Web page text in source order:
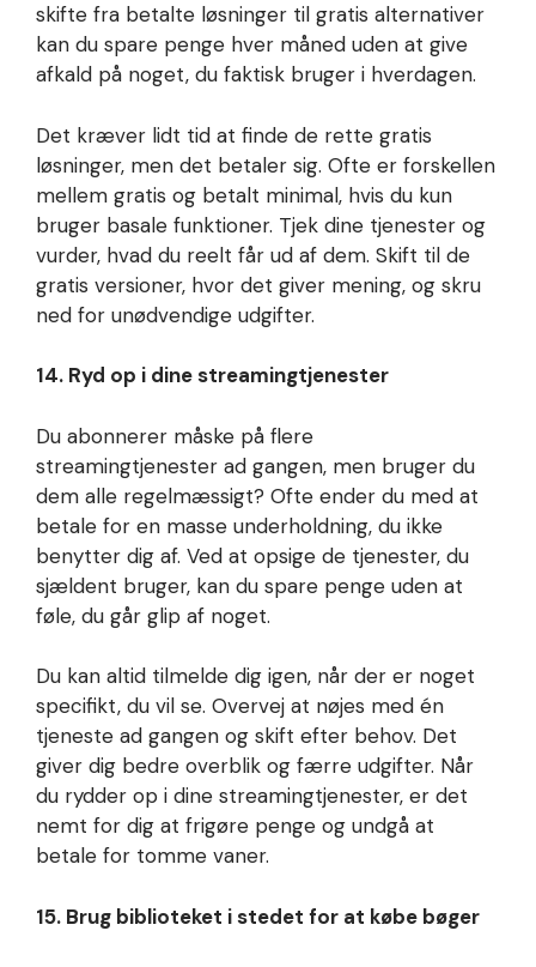
skifte fra betalte løsninger til gratis alternativer
kan du spare penge hver måned uden at give
afkald på noget, du faktisk bruger i hverdagen.
Det kræver lidt tid at finde de rette gratis
løsninger, men det betaler sig. Ofte er forskellen
mellem gratis og betalt minimal, hvis du kun
bruger basale funktioner. Tjek dine tjenester og
vurder, hvad du reelt får ud af dem. Skift til de
gratis versioner, hvor det giver mening, og skru
ned for unødvendige udgifter.
14. Ryd op i dine streamingtjenester
Du abonnerer måske på flere
streamingtjenester ad gangen, men bruger du
dem alle regelmæssigt? Ofte ender du med at
betale for en masse underholdning, du ikke
benytter dig af. Ved at opsige de tjenester, du
sjældent bruger, kan du spare penge uden at
føle, du går glip af noget.
Du kan altid tilmelde dig igen, når der er noget
specifikt, du vil se. Overvej at nøjes med én
tjeneste ad gangen og skift efter behov. Det
giver dig bedre overblik og færre udgifter. Når
du rydder op i dine streamingtjenester, er det
nemt for dig at frigøre penge og undgå at
betale for tomme vaner.
15. Brug biblioteket i stedet for at købe bøger